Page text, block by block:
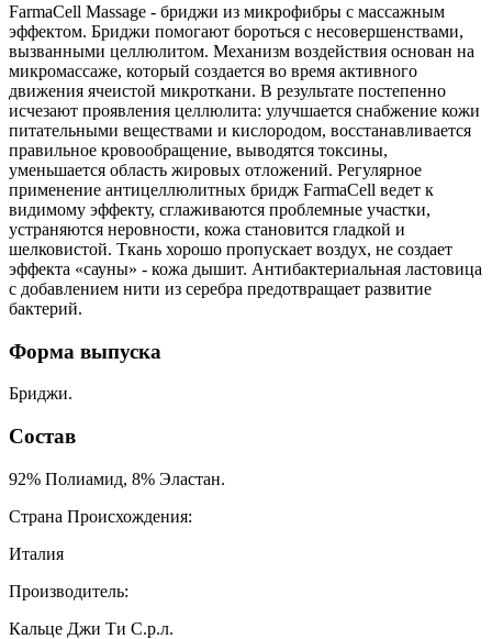
FarmaCell Massage - бриджи из микрофибры с массажным
эффектом. Бриджи помогают бороться с несовершенствами,
вызванными целлюлитом. Механизм воздействия основан на
микромассаже, который создается во время активного
движения ячеистой микроткани. В результате постепенно
исчезают проявления целлюлита: улучшается снабжение кожи
питательными веществами и кислородом, восстанавливается
правильное кровообращение, выводятся токсины,
уменьшается область жировых отложений. Регулярное
применение антицеллюлитных бридж FarmaCell ведет к
видимому эффекту, сглаживаются проблемные участки,
устраняются неровности, кожа становится гладкой и
шелковистой. Ткань хорошо пропускает воздух, не создает
эффекта «сауны» - кожа дышит. Антибактериальная ластовица
с добавлением нити из серебра предотвращает развитие
бактерий.
Форма выпуска
Бриджи.
Состав
92% Полиамид, 8% Эластан.
Страна Происхождения:
Италия
Производитель:
Кальце Джи Ти С.р.л.